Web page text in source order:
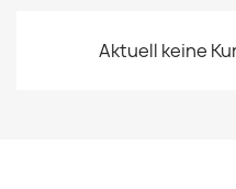
Aktuell keine